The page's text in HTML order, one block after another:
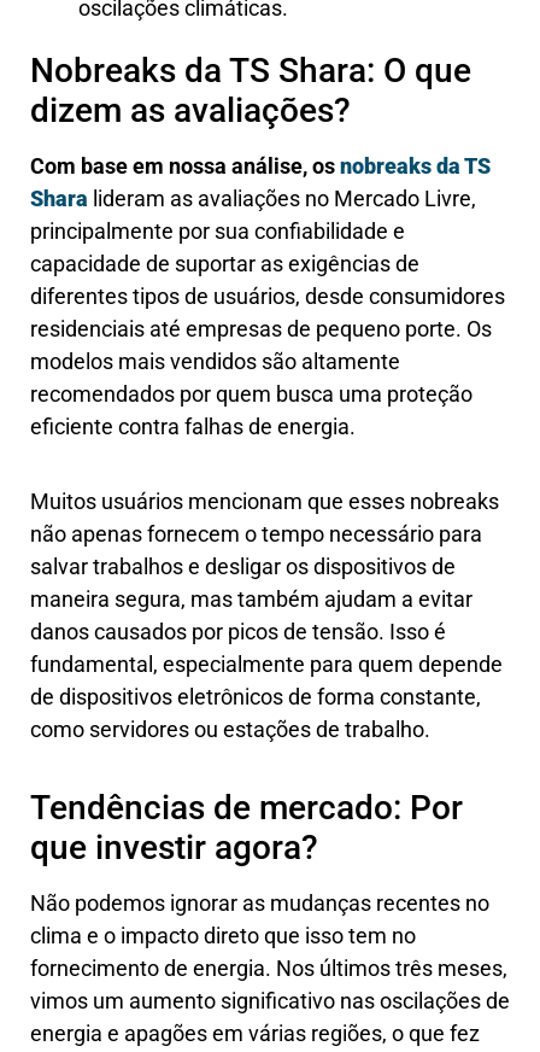
oscilações climáticas.
Nobreaks da TS Shara: O que
dizem as avaliações?
Com base em nossa análise, osnobreaks da TS
Shara lideram as avaliações no Mercado Livre,
principalmente por sua confiabilidade e
capacidade de suportar as exigências de
diferentes tipos de usuários, desde consumidores
residenciais até empresas de pequeno porte. Os
modelos mais vendidos são altamente
recomendados por quem busca uma proteção
eficiente contra falhas de energia.
Muitos usuários mencionam que esses nobreaks
não apenas fornecem o tempo necessário para
salvar trabalhos e desligar os dispositivos de
maneira segura, mas também ajudam a evitar
danos causados por picos de tensão. Isso é
fundamental, especialmente para quem depende
de dispositivos eletrônicos de forma constante,
como servidores ou estações de trabalho.
Tendências de mercado: Por
que investir agora?
Não podemos ignorar as mudanças recentes no
clima e o impacto direto que isso tem no
fornecimento de energia. Nos últimos três meses,
vimos um aumento significativo nas oscilações de
energia e apagões em várias regiões, o que fez